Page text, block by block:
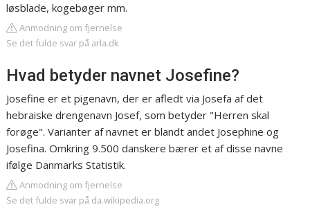
løsblade, kogebøger mm.
Anmodning om fjernelse
Se det fulde svar på arla.dk
Hvad betyder navnet Josefine?
Josefine er et pigenavn, der er afledt via Josefa af det
hebraiske drengenavn Josef, som betyder "Herren skal
forøge". Varianter af navnet er blandt andet Josephine og
Josefina. Omkring 9.500 danskere bærer et af disse navne
ifølge Danmarks Statistik.
Anmodning om fjernelse
Se det fulde svar på da.wikipedia.org